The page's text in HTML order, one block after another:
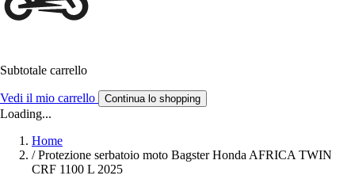
Subtotale carrello
Vedi il mio carrello Continua lo shopping
Loading...
Home
/ Protezione serbatoio moto Bagster Honda AFRICA TWIN
CRF 1100 L 2025